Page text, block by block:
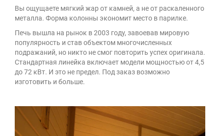
Вы ощущаете мягкий жар от камней, а не от раскаленного
металла. Форма колонны экономит место в парилке.
Печь вышла на рынок в 2003 году, завоевав мировую
популярность и став объектом многочисленных
подражаний, но никто не смог повторить успех оригинала.
Стандартная линейка включает модели мощностью от 4,5
до 72 кВт. И это не предел. Под заказ возможно
изготовить и больше.